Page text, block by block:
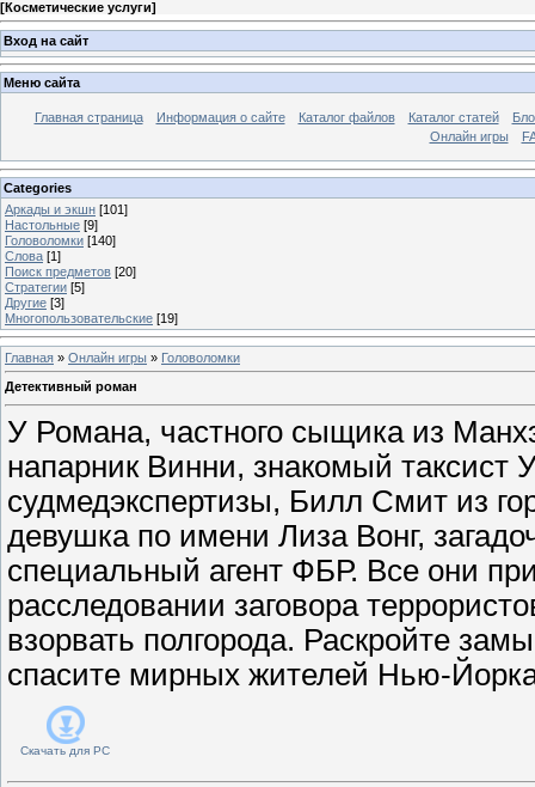
[Косметические услуги]
Вход на сайт
Меню сайта
Главная страница Информация о сайте Каталог файлов Каталог статей
Онлайн игры
Categories
Аркады и экшн [101]
Настольные [9]
Головоломки [140]
Слова [1]
Поиск предметов [20]
Стратегии [5]
Другие [3]
Многопользовательские [19]
Главная » Онлайн игры » Головоломки
Детективный роман
У Романа, частного сыщика из
напарник Винни, знакомый таксист
судмедэкспертизы, Билл Смит из
девушка по имени Лиза Вонг,
специальный агент ФБР. Все они
расследовании заговора
взорвать полгорода. Раскройте
спасите мирных жителей Нью-
Скачать для PC